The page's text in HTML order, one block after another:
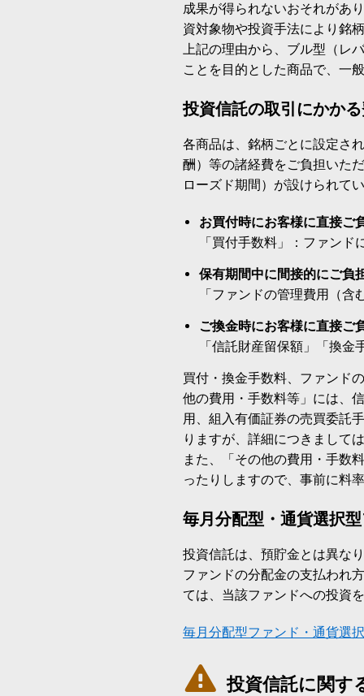
成果が得られないおそれがあ
資対象物や投資手法により銘
上記の理由から、ブル型（レ
ことを目的とした商品で、一
投資信託の取引にかか
各商品は、銘柄ごとに設定さ
酬）等の諸経費をご負担いた
ローズド期間）が設けられて
お買付時にお客様に直接ご
「買付手数料」：ファンド
保有期間中に間接的にご負
「ファンドの管理費用（
ご換金時にお客様に直接ご
「信託財産留保額」「換
買付・換金手数料、ファンド
他の費用・手数料等」には、
用、組入有価証券の売買委託
りますが、詳細につきまして
また、「その他の費用・手数
ったりしますので、事前に料
毎月分配型・通貨選択
投資信託は、預貯金とは異な
ファンドの分配金の支払われ
ては、当該ファンドへの投資
毎月分配型ファンド・通貨選
 投資信託に関す